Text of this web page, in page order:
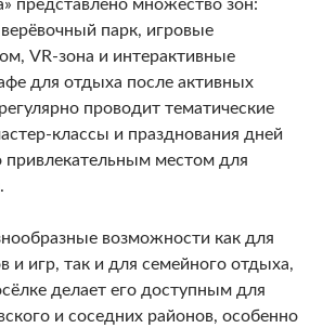
представлено множество зон:
парк, игровые
VR-зона и интерактивные
для отдыха после активных
проводит тематические
классы и празднования дней
привлекательным местом для
возможности как для
и игр, так и для семейного отдыха,
делает его доступным для
и соседних районов, особенно